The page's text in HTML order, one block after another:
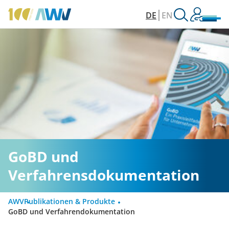
DE EN
GoBD und
Verfahrensdokumentation
AWVPublikationen & Produkte
GoBD und Verfahrendokumentation